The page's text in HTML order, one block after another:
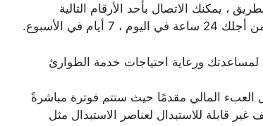
، يمكنك الاتصال بأحد الأرقام التالية
في الأسبوع.
ورعاية احتياجات خدمة الطوارئ
العبء المالي مقدمًا حيث ستتم فوترة مباشرةً
قابلة للاستبدال لعناصر الاستبدال مثل